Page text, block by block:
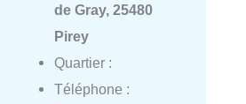
de Gray, 25480
Pirey
Quartier :
Téléphone :